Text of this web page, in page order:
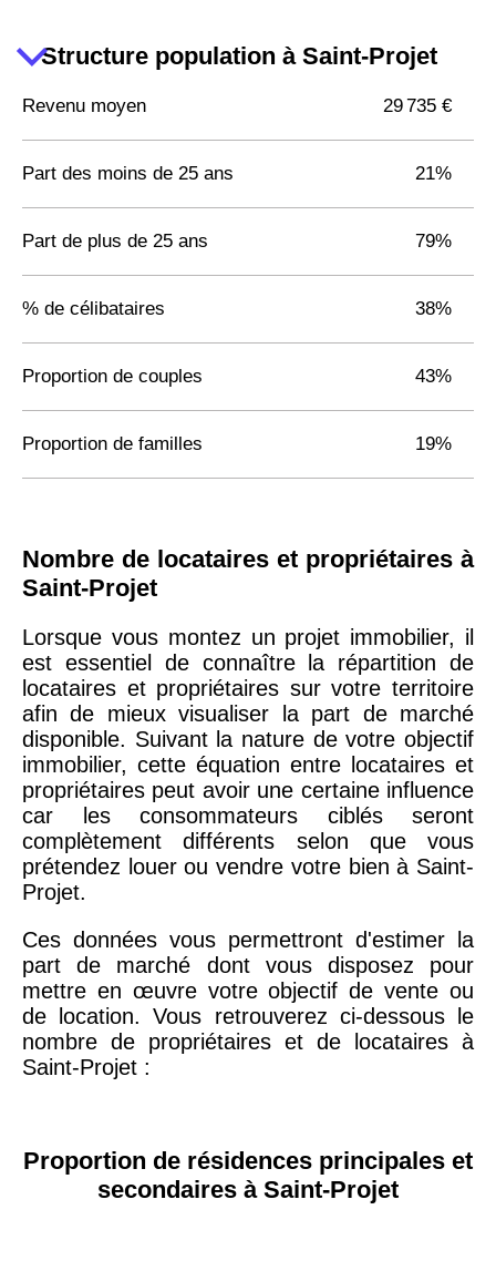
Structure population à Saint-Projet
Revenu moyen 29 735 €
Part des moins de 25 ans 21%
Part de plus de 25 ans 79%
% de célibataires 38%
Proportion de couples 43%
Proportion de familles 19%
Nombre de locataires et propriétaires à
Saint-Projet
Lorsque vous montez un projet immobilier, il
est essentiel de connaître la répartition de
locataires et propriétaires sur votre territoire
afin de mieux visualiser la part de marché
disponible. Suivant la nature de votre objectif
immobilier, cette équation entre locataires et
propriétaires peut avoir une certaine influence
car les consommateurs ciblés seront
complètement différents selon que vous
prétendez louer ou vendre votre bien à Saint-
Projet.
Ces données vous permettront d'estimer la
part de marché dont vous disposez pour
mettre en œuvre votre objectif de vente ou
de location. Vous retrouverez ci-dessous le
nombre de propriétaires et de locataires à
Saint-Projet :
Proportion de résidences principales et
secondaires à Saint-Projet